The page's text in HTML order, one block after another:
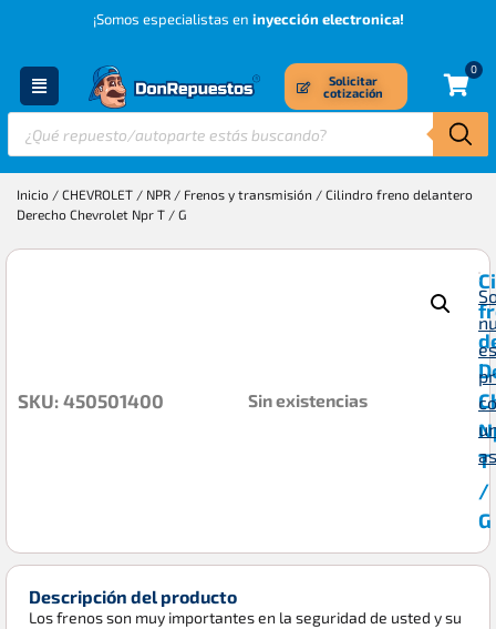
¡Somos especialistas en inyección electronica!
Solicitar
cotización
0
Inicio / CHEVROLET / NPR / Frenos y transmisión / Cilindro freno delantero
Derecho Chevrolet Npr T / G
T
/
G
SKU: 450501400 Sin existencias
Descripción del producto
Los frenos son muy importantes en la seguridad de usted y su